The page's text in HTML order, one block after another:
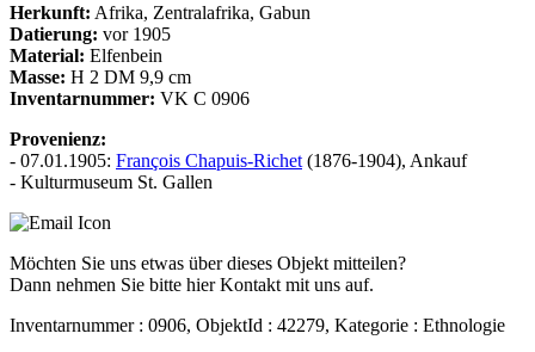
Herkunft: Afrika, Zentralafrika, Gabun
Datierung: vor 1905
Material: Elfenbein
Masse: H 2 DM 9,9 cm
Inventarnummer: VK C 0906
Provenienz:
- 07.01.1905: François Chapuis-Richet (1876-1904), Ankauf
- Kulturmuseum St. Gallen
Möchten Sie uns etwas über dieses Objekt mitteilen?
Dann nehmen Sie bitte hier Kontakt mit uns auf.
Inventarnummer : 0906, ObjektId : 42279, Kategorie : Ethnologie